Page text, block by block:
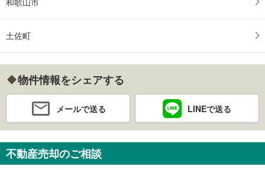
土佐町
物件情報をシェアする
メールで送る LINEで送る
不動産売却のご相談